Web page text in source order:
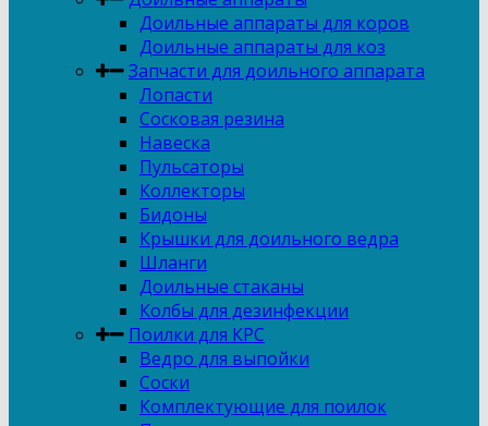
Доильные аппараты для коров
Доильные аппараты для коз
Запчасти для доильного аппарата
Лопасти
Сосковая резина
Навеска
Пульсаторы
Коллекторы
Бидоны
Крышки для доильного ведра
Шланги
Доильные стаканы
Колбы для дезинфекции
Поилки для КРС
Ведро для выпойки
Соски
Комплектующие для поилок